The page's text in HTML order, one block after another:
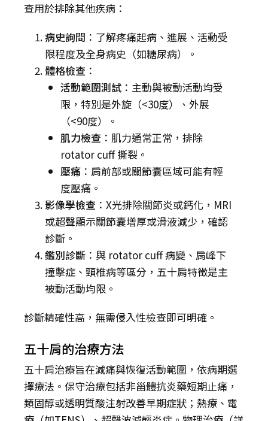
查用於排除其他疾病：
病史詢問 ：了解疼痛起病、進展、活動受
限程度及全身病史（如糖尿病）。
體格檢查 ：
活動範圍測試：主動與被動活動均受
限，特別是外旋（<30度）、外展
（<90度）。
肌力檢查 ：肌力通常正常，排除
rotator cuff 撕裂。
壓痛：肩前部或關節囊區域可能有輕
度壓痛。
影像學檢查 ：X光排除關節炎或鈣化，MRI
或超聲顯示關節囊增厚或滑液減少，確認
診斷。
鑑別診斷 ：與 rotator cuff 病變、肩峰下
撞擊症、頸椎病等區分，五十肩特徵是主
被動活動均限。
診斷精確性高，無需侵入性檢查即可明確。
五十肩的治療方法
五十肩治療旨在減痛與恢復活動範圍，依病期選
擇療法。保守治療包括非甾體抗炎藥短期止痛，
類固醇或透明質酸注射改善早期症狀；熱療、電